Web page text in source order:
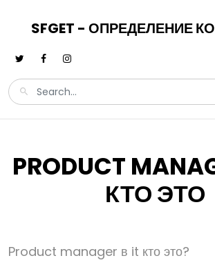
SFGET - ОПРЕДЕЛЕНИЕ
PRODUCT
КТО ЭТО
Product manager в it кто это?